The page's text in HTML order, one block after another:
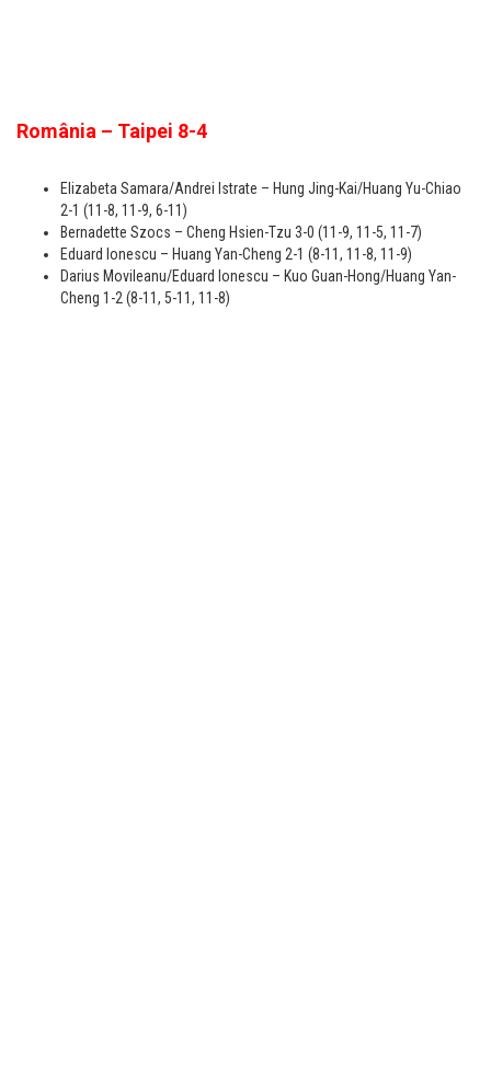
România – Taipei 8-4
Elizabeta Samara/Andrei Istrate – Hung Jing-Kai/Huang Yu-Chiao
2-1 (11-8, 11-9, 6-11)
Bernadette Szocs – Cheng Hsien-Tzu 3-0 (11-9, 11-5, 11-7)
Eduard Ionescu – Huang Yan-Cheng 2-1 (8-11, 11-8, 11-9)
Darius Movileanu/Eduard Ionescu – Kuo Guan-Hong/Huang Yan-
Cheng 1-2 (8-11, 5-11, 11-8)